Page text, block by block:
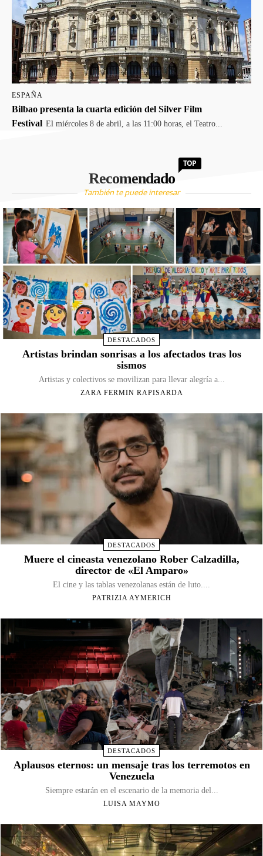
ESPAÑA
Bilbao presenta la cuarta edición del Silver Film
Festival El miércoles 8 de abril, a las 11:00 horas, el Teatro...
Recomendado
TOP
También te puede interesar
DESTACADOS
Artistas brindan sonrisas a los afectados tras los
sismos
Artistas y colectivos se movilizan para llevar alegría a...
ZARA FERMIN RAPISARDA
DESTACADOS
Muere el cineasta venezolano Rober Calzadilla,
director de «El Amparo»
El cine y las tablas venezolanas están de luto....
PATRIZIA AYMERICH
DESTACADOS
Aplausos eternos: un mensaje tras los terremotos en
Venezuela
Siempre estarán en el escenario de la memoria del...
LUISA MAYMO